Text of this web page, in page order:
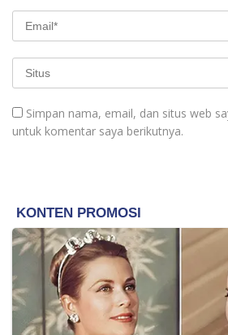
Simpan nama, email, dan situs web
untuk komentar saya berikutnya.